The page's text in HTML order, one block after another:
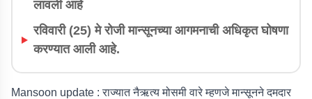
लावली आहे
रविवारी (25) मे रोजी मान्सूनच्या आगमनाची अधिकृत घोषणा
करण्यात आली आहे.
Mansoon update : राज्यात नैऋत्य मोसमी वारे म्हणजे मान्सूनने दमदार